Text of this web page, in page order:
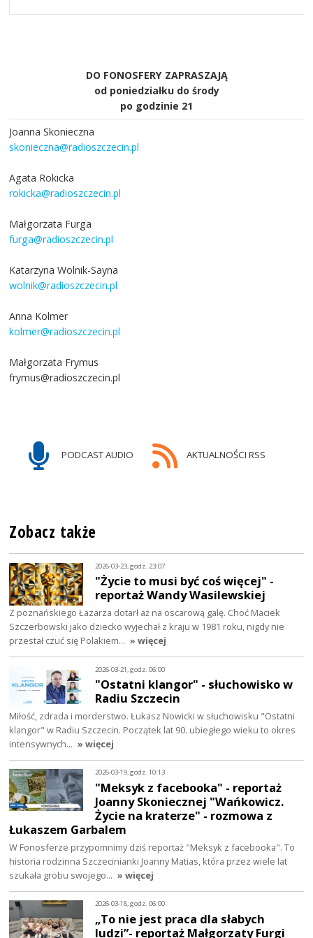
DO FONOSFERY ZAPRASZAJĄ
od poniedziałku do środy
po godzinie 21
Joanna Skonieczna
skonieczna@radioszczecin.pl
Agata Rokicka
rokicka@radioszczecin.pl
Małgorzata Furga
furga@radioszczecin.pl
Katarzyna Wolnik-Sayna
wolnik@radioszczecin.pl
Anna Kolmer
kolmer@radioszczecin.pl
Małgorzata Frymus
frymus@radioszczecin.pl
PODCAST AUDIO AKTUALNOŚCI RSS
Zobacz także
2026-03-23, godz. 23:07
"Życie to musi być coś więcej" -
reportaż Wandy Wasilewskiej
Z poznańskiego Łazarza dotarł aż na oscarową galę. Choć Maciek
Szczerbowski jako dziecko wyjechał z kraju w 1981 roku, nigdy nie
przestał czuć się Polakiem… » więcej
2026-03-21, godz. 06:00
"Ostatni klangor" - słuchowisko w
Radiu Szczecin
Miłość, zdrada i morderstwo. Łukasz Nowicki w słuchowisku "Ostatni
klangor" w Radiu Szczecin. Początek lat 90. ubiegłego wieku to okres
intensywnych… » więcej
2026-03-19, godz. 10:13
"Meksyk z facebooka" - reportaż
Joanny Skoniecznej "Wańkowicz.
Życie na kraterze" - rozmowa z
Łukaszem Garbalem
W Fonosferze przypomnimy dziś reportaż "Meksyk z facebooka". To
historia rodzinna Szczecinianki Joanny Matias, która przez wiele lat
szukała grobu swojego… » więcej
2026-03-18, godz. 06:00
„To nie jest praca dla słabych
ludzi”- reportaż Małgorzaty Furgi